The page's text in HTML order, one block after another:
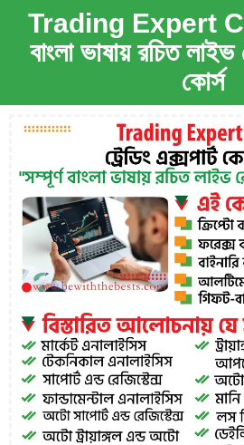
Trading Expert
বাংলা ভাষায় রচিত
কোর্স